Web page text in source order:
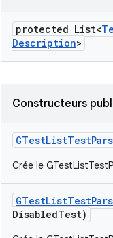
protected List<
Description>
Constructeurs
GTestListTest
Crée le
GTestListTest
DisabledTest)